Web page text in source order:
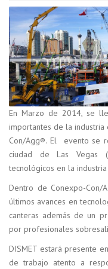
En Marzo de 2014, se
importantes de la industria
Con/Agg®. El evento se
ciudad de Las Vegas
tecnológicos en la
Dentro de Conexpo-Con/
últimos avances en
canteras además de un
por profesionales
DISMET estará presente
de trabajo atento a